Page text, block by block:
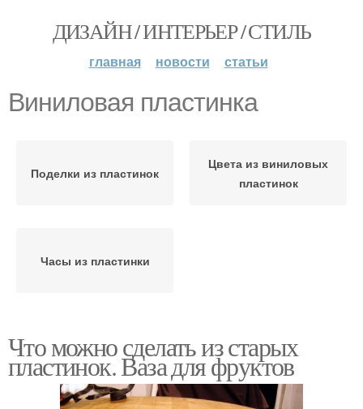
ДИЗАЙН / ИНТЕРЬЕР / СТИЛЬ
главная новости статьи
Виниловая пластинка
Поделки из пластинок
Цвета из виниловых
пластинок
Часы из пластинки
Что можно сделать из старых
пластинок. Ваза для фруктов